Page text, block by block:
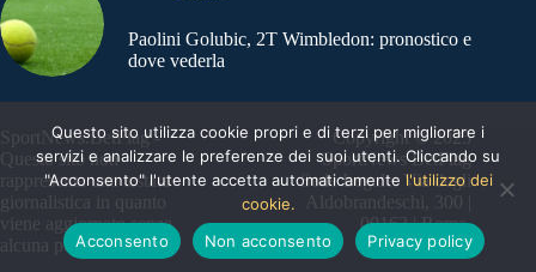
Paolini Golubic, 2T Wimbledon: pronostico e
dove vederla
SportNews.BetFlag -
Questo sito non
rappresenta una testata
giornalistica in quanto
viene aggiornato senza
alcuna periodicità
Copyright © 2025
SportNews BetFlag
Sede Legale: Via degli
Aldobrandeschi, 300 |
00163 | Roma
Questo sito utilizza cookie propri e di terzi per migliorare i
servizi e analizzare le preferenze dei suoi utenti. Cliccando su
"Acconsento" l'utente accetta automaticamente l'utilizzo dei
cookie.
Acconsento
Non acconsento Privacy policy